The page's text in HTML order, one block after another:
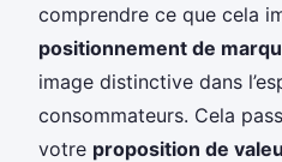
comprendre ce que cela
positionnement de
image distinctive dans
consommateurs. Cela
votre proposition de